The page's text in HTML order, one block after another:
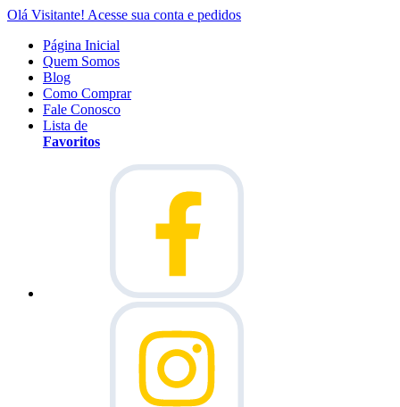
Olá Visitante! Acesse sua conta e pedidos
Página Inicial
Quem Somos
Blog
Como Comprar
Fale Conosco
Lista de
Favoritos